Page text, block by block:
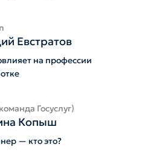
Евстратов
на профессии
Госуслуг)
Копыш
— кто это?